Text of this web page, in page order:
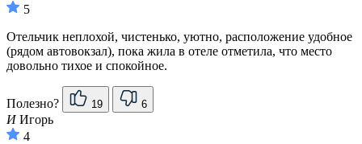
5
Отельчик неплохой, чистенько, уютно, расположение удобное
(рядом автовокзал), пока жила в отеле отметила, что место
довольно тихое и спокойное.
Полезно? 19 6
ИИгорь
4